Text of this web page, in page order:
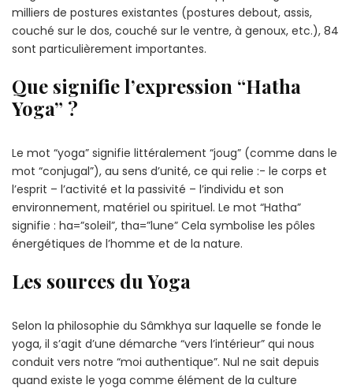
milliers de postures existantes (postures debout, assis,
couché sur le dos, couché sur le ventre, à genoux, etc.), 84
sont particulièrement importantes.
Que signifie l’expression “Hatha
Yoga” ?
Le mot “yoga” signifie littéralement “joug” (comme dans le
mot “conjugal”), au sens d’unité, ce qui relie :- le corps et
l’esprit – l’activité et la passivité – l’individu et son
environnement, matériel ou spirituel. Le mot “Hatha”
signifie : ha=”soleil”, tha=”lune” Cela symbolise les pôles
énergétiques de l’homme et de la nature.
Les sources du Yoga
Selon la philosophie du Sâmkhya sur laquelle se fonde le
yoga, il s’agit d’une démarche “vers l’intérieur” qui nous
conduit vers notre “moi authentique”. Nul ne sait depuis
quand existe le yoga comme élément de la culture